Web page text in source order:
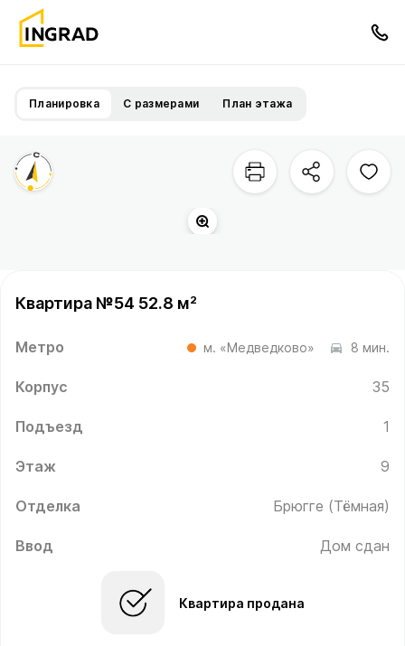
Планировка С размерами План этажа
Квартира №54 52.8 м²
Метро м. «Медведково» 8 мин.
Корпус 35
Подъезд 1
Этаж 9
Отделка Брюгге (Тёмная)
Ввод Дом сдан
Квартира продана